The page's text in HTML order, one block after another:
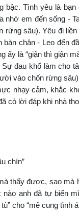
bậc. Tình yêu là
nhớ em đến sống -
sâu). Yêu đi
bàn chân - Leo đến
ấy là “giận thì giận
đau khổ làm cho
vào chốn rừng
nhạy cảm, khắc
có lời đáp khi nhà
chín”
thấy được, sao mà
anh đã tự biến
cho “mê cung tình